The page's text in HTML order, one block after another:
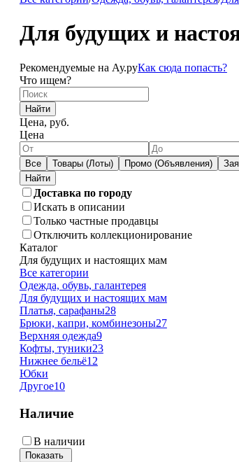
Для будущих и
Рекомендуемые на Ау.руКак сюда попасть?
Что ищем?
Найти
Цена, руб.
Цена
Все Товары (Лоты) Промо (Объявления)
Доставка по городу
Искать в описании
Только частные продавцы
Отключить коллекционирование
Каталог
Для будущих и настоящих мам
Все категории
Одежда, обувь, галантерея
Для будущих и настоящих мам
Платья, сарафаны28
Брюки, капри, комбинезоны27
Верхняя одежда9
Кофты, туники23
Нижнее бельё12
Юбки
Другое10
Наличие
В наличии